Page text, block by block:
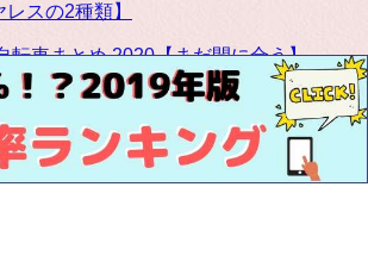
スの2種類】
転車まとめ 2020【まだ間に合う】
カリモクの高級家具が登場！椅子・テ
ど種類豊富です